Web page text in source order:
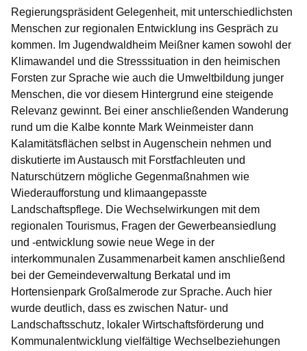
Regierungspräsident Gelegenheit, mit unterschiedlichsten
Menschen zur regionalen Entwicklung ins Gespräch zu
kommen. Im Jugendwaldheim Meißner kamen sowohl der
Klimawandel und die Stresssituation in den heimischen
Forsten zur Sprache wie auch die Umweltbildung junger
Menschen, die vor diesem Hintergrund eine steigende
Relevanz gewinnt. Bei einer anschließenden Wanderung
rund um die Kalbe konnte Mark Weinmeister dann
Kalamitätsflächen selbst in Augenschein nehmen und
diskutierte im Austausch mit Forstfachleuten und
Naturschützern mögliche Gegenmaßnahmen wie
Wiederaufforstung und klimaangepasste
Landschaftspflege. Die Wechselwirkungen mit dem
regionalen Tourismus, Fragen der Gewerbeansiedlung
und -entwicklung sowie neue Wege in der
interkommunalen Zusammenarbeit kamen anschließend
bei der Gemeindeverwaltung Berkatal und im
Hortensienpark Großalmerode zur Sprache. Auch hier
wurde deutlich, dass es zwischen Natur- und
Landschaftsschutz, lokaler Wirtschaftsförderung und
Kommunalentwicklung vielfältige Wechselbeziehungen